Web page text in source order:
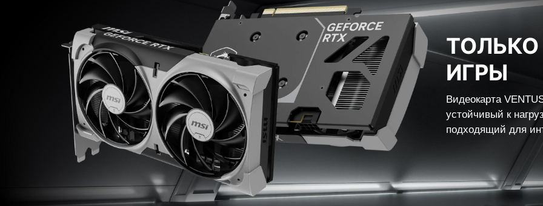
ИГРЫ
Видеокарта
устойчивый к
подходящий для